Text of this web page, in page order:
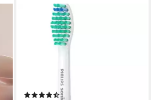
PHILIPS SONICARE
Elektrische Zahnbürste Series
3100 HX3673
Aufsteckbürsten
Reinigungsprogramme
(136)